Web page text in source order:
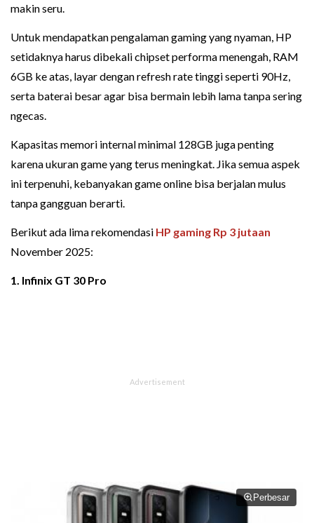
makin seru.
Untuk mendapatkan pengalaman gaming yang nyaman, HP
setidaknya harus dibekali chipset performa menengah, RAM
6GB ke atas, layar dengan refresh rate tinggi seperti 90Hz,
serta baterai besar agar bisa bermain lebih lama tanpa sering
ngecas.
Kapasitas memori internal minimal 128GB juga penting
karena ukuran game yang terus meningkat. Jika semua aspek
ini terpenuhi, kebanyakan game online bisa berjalan mulus
tanpa gangguan berarti.
Berikut ada lima rekomendasi HP gaming Rp 3 jutaan
November 2025:
1. Infinix GT 30 Pro
Perbesar